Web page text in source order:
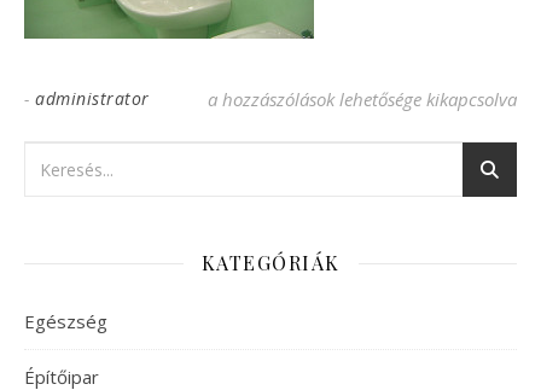
- administrator Mosdokagylo bejegyzéshez
a hozzászólások lehetősége kikapcsolva
KATEGÓRIÁK
Egészség
Építőipar